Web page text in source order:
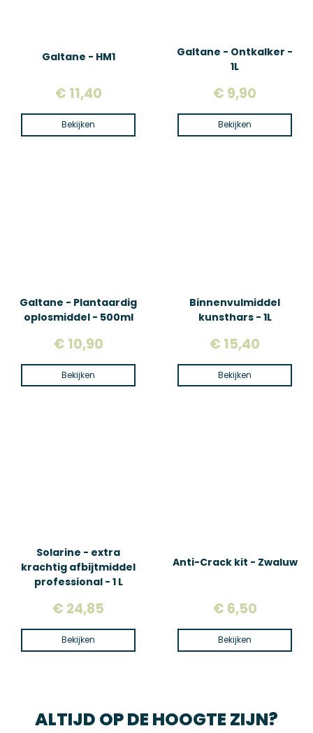
Galtane - HM1
€ 11,40
Bekijken
Galtane - Ontkalker -
1L
€ 9,90
Bekijken
Galtane - Plantaardig
oplosmiddel - 500ml
€ 10,90
Bekijken
Binnenvulmiddel
kunsthars - 1L
€ 15,40
Bekijken
Solarine - extra
krachtig afbijtmiddel
professional - 1 L
€ 24,85
Bekijken
Anti-Crack kit - Zwaluw
€ 6,50
Bekijken
ALTIJD OP DE HOOGTE ZIJN?